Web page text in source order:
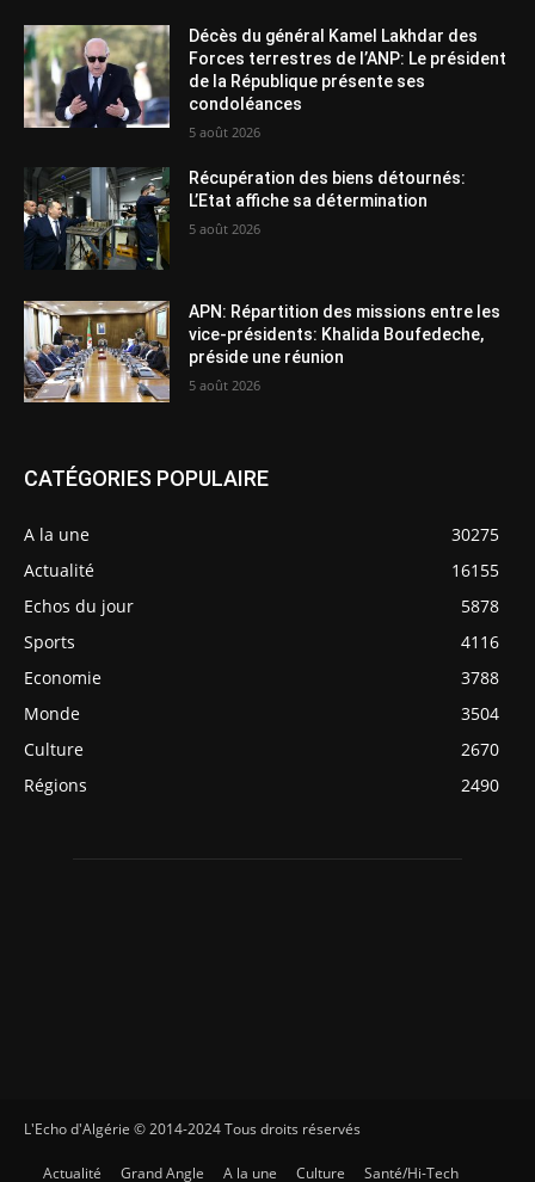
Décès du général Kamel Lakhdar des
Forces terrestres de l’ANP: Le président
de la République présente ses
condoléances
5 août 2026
Récupération des biens détournés:
L’Etat affiche sa détermination
5 août 2026
APN: Répartition des missions entre les
vice-présidents: Khalida Boufedeche,
préside une réunion
5 août 2026
CATÉGORIES POPULAIRE
A la une
30275
Actualité
16155
Echos du jour
5878
Sports
4116
Economie
3788
Monde
3504
Culture
2670
Régions
2490
L'Echo d'Algérie © 2014-2024 Tous droits réservés
Actualité Grand Angle A la une Culture Santé/Hi-Tech